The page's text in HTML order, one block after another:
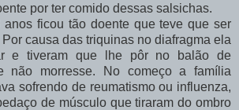
por ter comido dessas salsichas.
anos ficou tão doente que teve que ser
causa das triquinas no diafragma ela
e tiveram que lhe pôr no balão de
não morresse. No começo a família
sofrendo de reumatismo ou influenza,
de músculo que tiraram do ombro